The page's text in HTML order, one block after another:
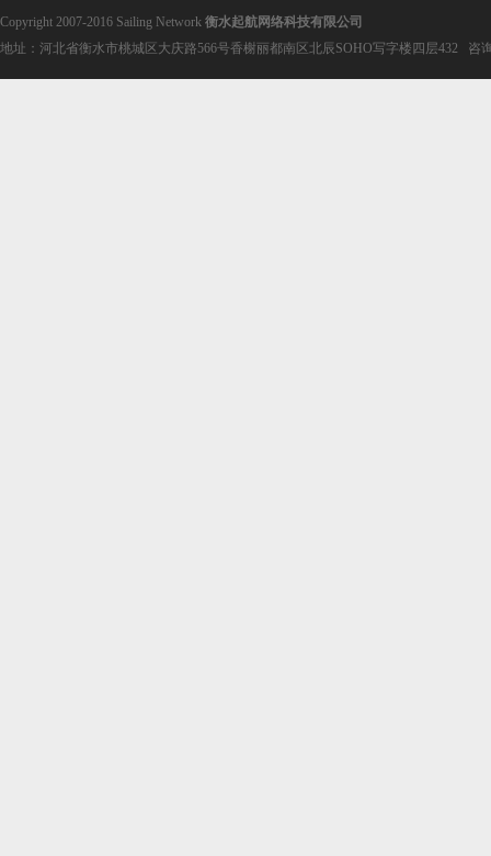
Copyright 2007-2016 Sailing Network 衡水起航网络科技有限公司
地址：河北省衡水市桃城区大庆路566号香榭丽都南区北辰SOHO写字楼四层432